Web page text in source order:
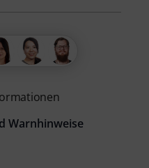
Warnhinweise